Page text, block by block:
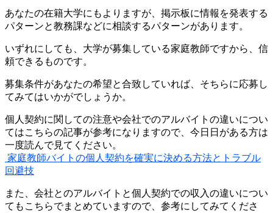
あなたの在籍大学にもよりますが、 掲示板に情報を発表する
パターンと教務課などに相談するパターンがあります。
いずれにしても、大学が募集している家庭教師ですから、信
頼できるものです。
募集条件があなたの希望と合致していれば、そちらに応募し
てみてはいかがでしょうか。
個人契約に関しての注意や会社でのアルバイトの違いについ
てはこちらの記事が参考になりますので、今日日がある方は
一度読んで見てください。
家庭教師バイトの個人契約を確実に決める方法とトラブル
回避技
また、会社とのアルバイトと個人契約での収入の違いについ
てもこちらでまとめていますので、参考にしてみてくださ